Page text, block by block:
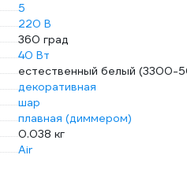
5
220 В
360 град
40 Вт
естественный белый (3300-
декоративная
шар
плавная (диммером)
0.038 кг
Air